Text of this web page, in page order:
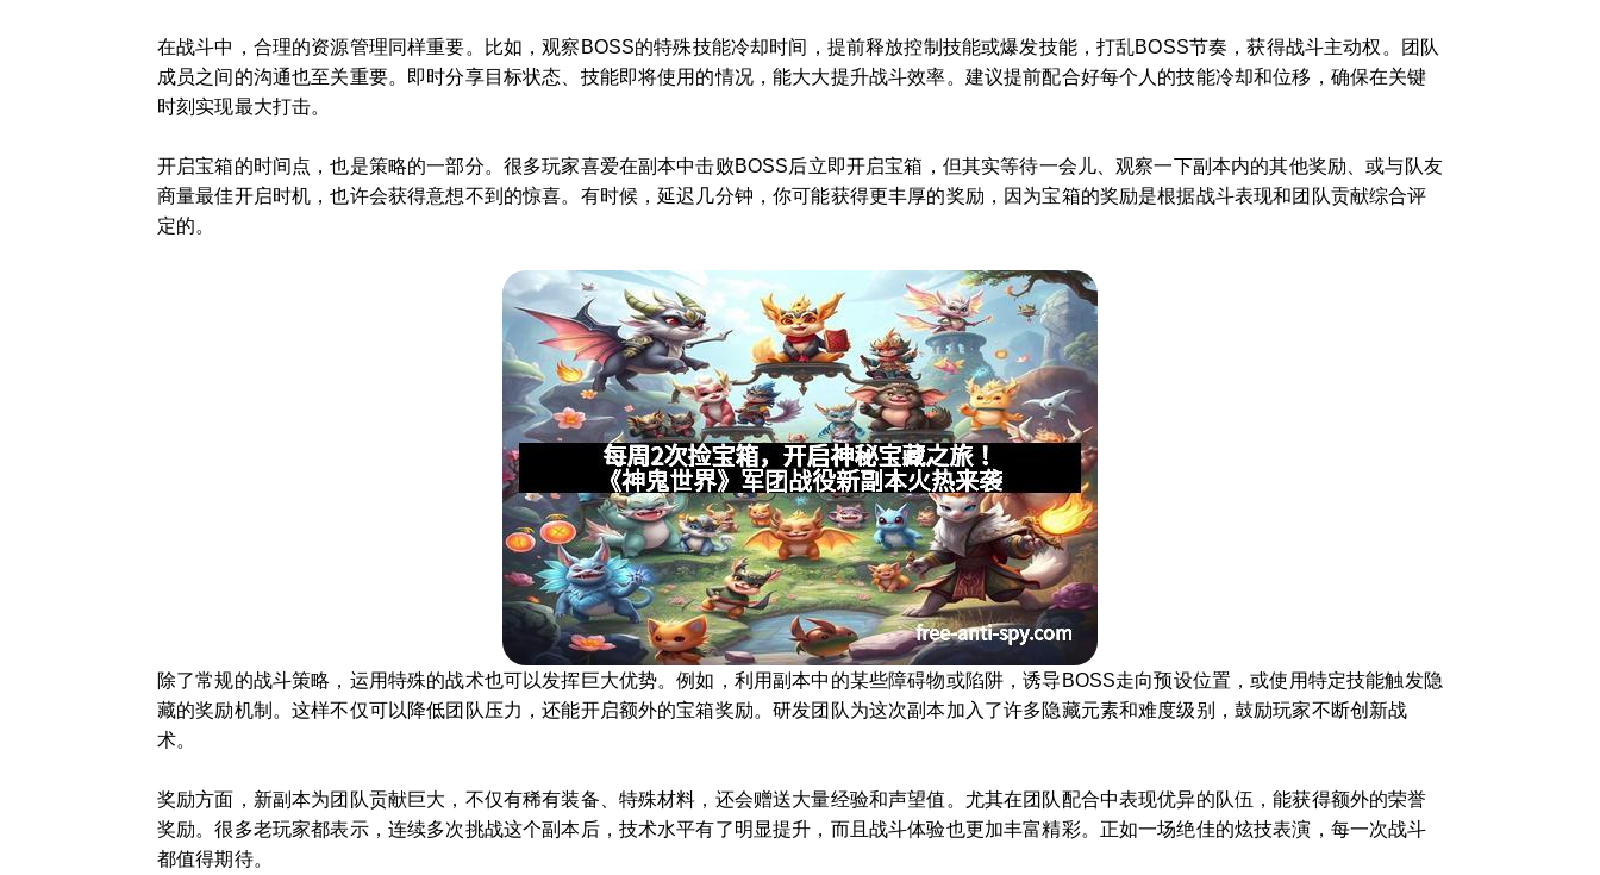
在战斗中，合理的资源管理同样重要。比如，观察BOSS的特殊技能冷却时间，提前释放控制技能或爆发技能，打乱BOSS节奏，获得战斗主动权。团队
成员之间的沟通也至关重要。即时分享目标状态、技能即将使用的情况，能大大提升战斗效率。建议提前配合好每个人的技能冷却和位移，确保在关键
时刻实现最大打击。
开启宝箱的时间点，也是策略的一部分。很多玩家喜爱在副本中击败BOSS后立即开启宝箱，但其实等待一会儿、观察一下副本内的其他奖励、或与队友
商量最佳开启时机，也许会获得意想不到的惊喜。有时候，延迟几分钟，你可能获得更丰厚的奖励，因为宝箱的奖励是根据战斗表现和团队贡献综合评
定的。
除了常规的战斗策略，运用特殊的战术也可以发挥巨大优势。例如，利用副本中的某些障碍物或陷阱，诱导BOSS走向预设位置，或使用特定技能触发隐
藏的奖励机制。这样不仅可以降低团队压力，还能开启额外的宝箱奖励。研发团队为这次副本加入了许多隐藏元素和难度级别，鼓励玩家不断创新战
术。
奖励方面，新副本为团队贡献巨大，不仅有稀有装备、特殊材料，还会赠送大量经验和声望值。尤其在团队配合中表现优异的队伍，能获得额外的荣誉
奖励。很多老玩家都表示，连续多次挑战这个副本后，技术水平有了明显提升，而且战斗体验也更加丰富精彩。正如一场绝佳的炫技表演，每一次战斗
都值得期待。